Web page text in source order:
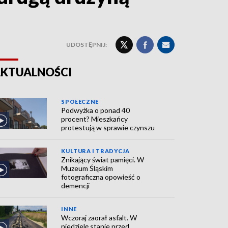
UDOSTĘPNIJ:
SPOŁECZNE
Podwyżka o ponad 40
procent? Mieszkańcy
protestują w sprawie czynszu
KULTURA I TRADYCJA
Znikający świat pamięci. W
Muzeum Śląskim
fotograficzna opowieść o
demencji
INNE
Wczoraj zaorał asfalt. W
niedzielę stanie przed